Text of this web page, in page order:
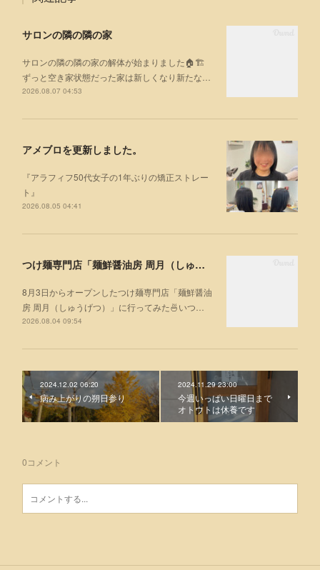
サロンの隣の隣の家
サロンの隣の隣の家の解体が始まりました🏠🏗
ずっと空き家状態だった家は新しくなり新たな…
2026.08.07 04:53
アメブロを更新しました。
『アラフィフ50代女子の1年ぶりの矯正ストレー
ト』
2026.08.05 04:41
つけ麺専門店「麺鮮醤油房 周月（しゅうげつ）」⁡ に行ってみた🍜
8月3日からオープンしたつけ麺専門店「麺鮮醤油
房 周月（しゅうげつ）」⁡に行ってみた🍜いつ…
2026.08.04 09:54
2024.12.02 06:20
病み上がりの朔日参り
2024.11.29 23:00
今週いっぱい日曜日まで
オトウトは休養です
0コメント